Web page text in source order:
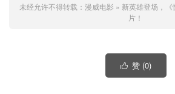
未经允许不得转载： 漫威电影 » 新英雄登场，
片！
 赞 (0)